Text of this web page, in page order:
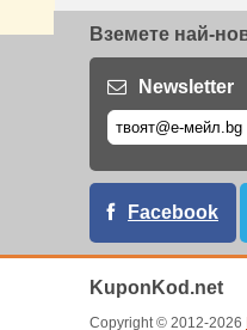
Вземете най-
Newsletter
Facebook
KuponKod.net
Copyright © 2012-2026